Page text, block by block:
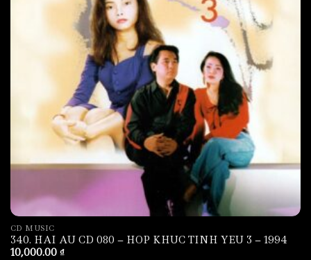
CD MUSIC
340. HAI AU CD 080 – HOP KHUC TINH YEU 3 – 1994
10,000.00 ₫